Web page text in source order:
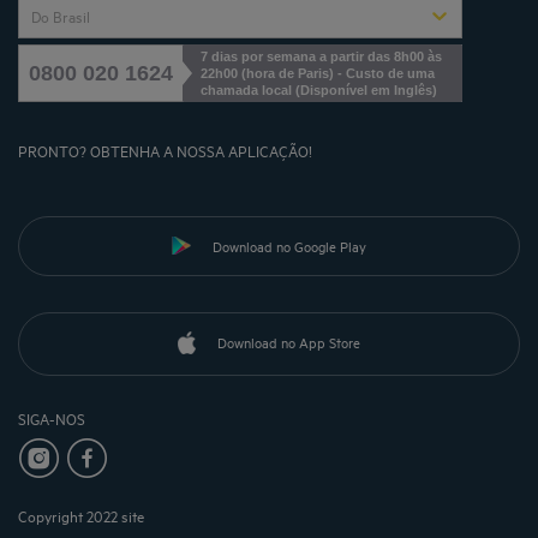
Do Brasil
0800 020 1624
7 dias por semana a partir das 8h00 às
22h00 (hora de Paris) - Custo de uma
chamada local (Disponível em Inglês)
PRONTO? OBTENHA A NOSSA APLICAÇÃO!
Download no Google Play
Download no App Store
SIGA-NOS
Copyright 2022 site